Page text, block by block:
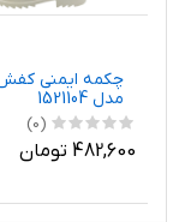
چکمه ایمنی
مدل 1521104
(0)
482,600 تومان